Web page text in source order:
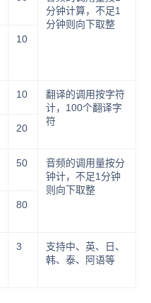
分钟计算，不足1
分钟则向下取整
10
10
翻译的调用按字符
计，100个翻译字
符
20
50
音频的调用量按分
钟计，不足1分钟
则向下取整
80
3
支持中、英、日、
韩、泰、阿语等